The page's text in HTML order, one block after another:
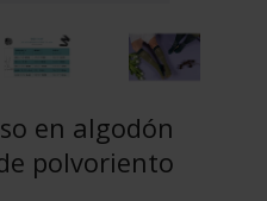
en algodón
polvoriento